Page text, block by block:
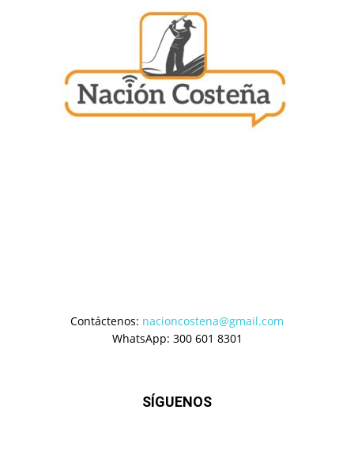
Contáctenos: nacioncostena@gmail.com
WhatsApp: 300 601 8301
SÍGUENOS